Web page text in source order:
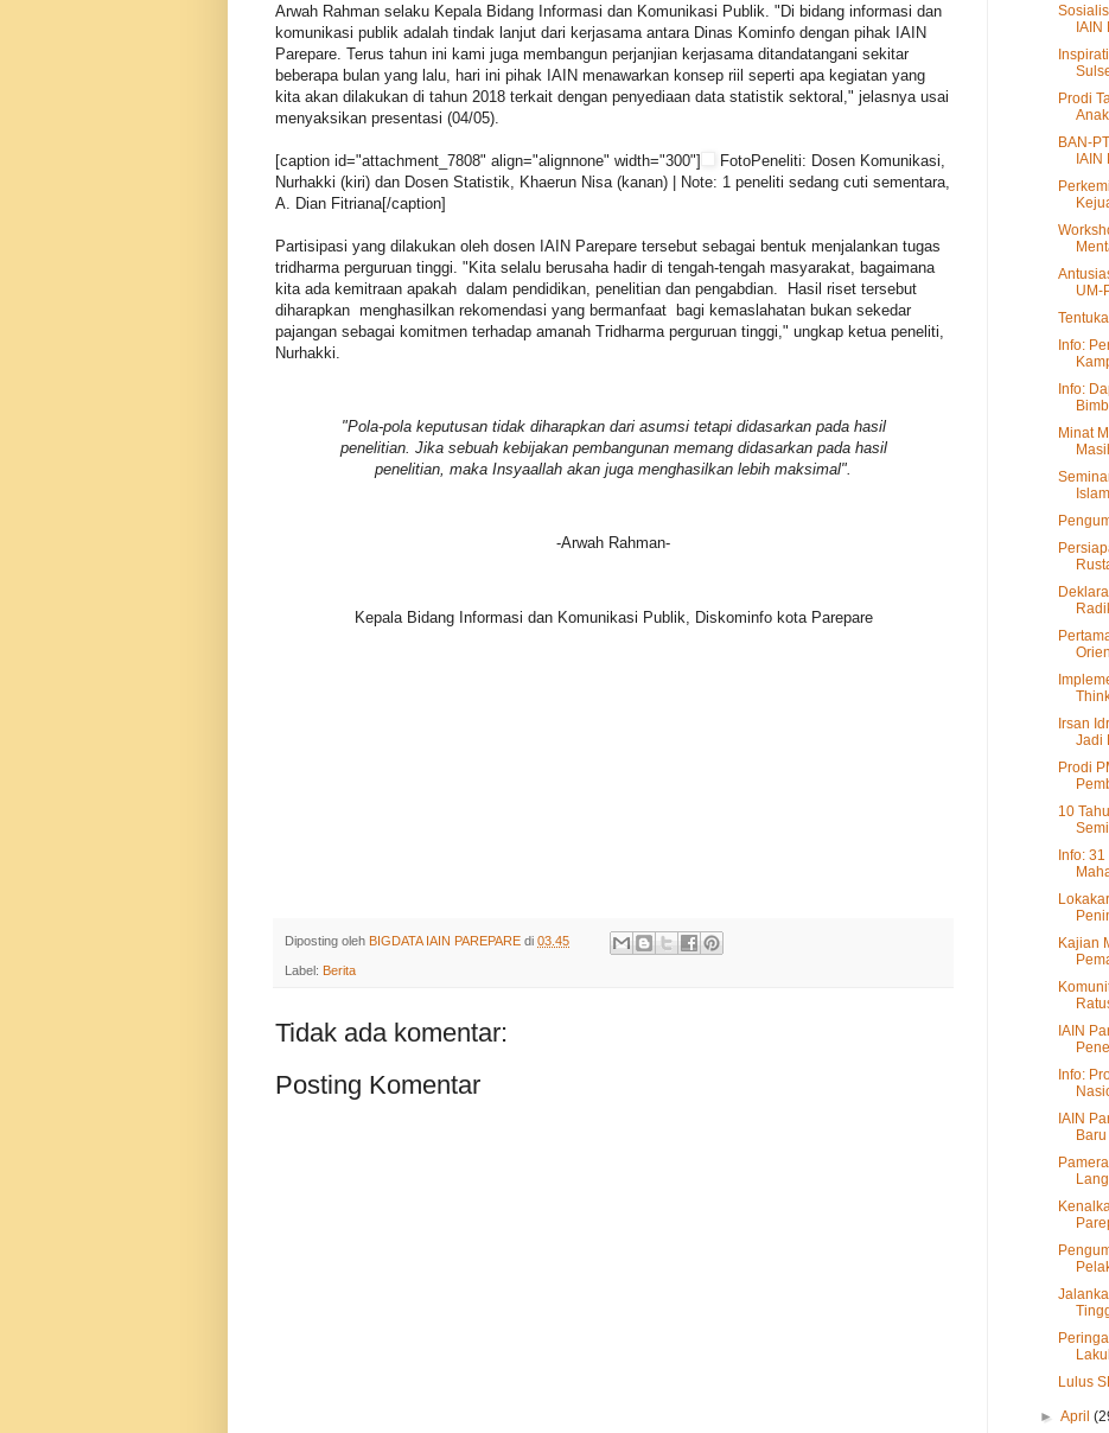
Arwah Rahman selaku Kepala Bidang Informasi dan Komunikasi Publik. "Di bidang informasi dan
komunikasi publik adalah tindak lanjut dari kerjasama antara Dinas Kominfo dengan pihak IAIN
Parepare. Terus tahun ini kami juga membangun perjanjian kerjasama ditandatangani sekitar
beberapa bulan yang lalu, hari ini pihak IAIN menawarkan konsep riil seperti apa kegiatan yang
kita akan dilakukan di tahun 2018 terkait dengan penyediaan data statistik sektoral," jelasnya usai
menyaksikan presentasi (04/05).
[caption id="attachment_7808" align="alignnone" width="300"]
FotoPeneliti: Dosen Komunikasi,
Nurhakki (kiri) dan Dosen Statistik, Khaerun Nisa (kanan) | Note: 1 peneliti sedang cuti sementara,
A. Dian Fitriana[/caption]
Partisipasi yang dilakukan oleh dosen IAIN Parepare tersebut sebagai bentuk menjalankan tugas
tridharma perguruan tinggi. "Kita selalu berusaha hadir di tengah-tengah masyarakat, bagaimana
kita ada kemitraan apakah dalam pendidikan, penelitian dan pengabdian. Hasil riset tersebut
diharapkan menghasilkan rekomendasi yang bermanfaat bagi kemaslahatan bukan sekedar
pajangan sebagai komitmen terhadap amanah Tridharma perguruan tinggi," ungkap ketua peneliti,
Nurhakki.
"Pola-pola keputusan tidak diharapkan dari asumsi tetapi didasarkan pada hasil
penelitian. Jika sebuah kebijakan pembangunan memang didasarkan pada hasil
penelitian, maka Insyaallah akan juga menghasilkan lebih maksimal".
-Arwah Rahman-
Kepala Bidang Informasi dan Komunikasi Publik, Diskominfo kota Parepare
Diposting oleh BIGDATA IAIN PAREPARE di 03.45
Label: Berita
Tidak ada komentar:
Posting Komentar
IAIN
Prodi
BAN-
IAIN
UM-
Info:
Info:
Minat
Irsan
Jadi
Prodi
10
Info:
Kajian
IAIN
Info:
IAIN
Baru
Lulus
►April